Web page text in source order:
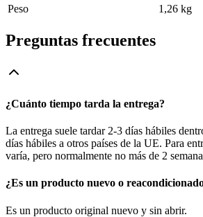
Peso
1,26 kg
Preguntas frecuentes
¿Cuánto tiempo tarda la entrega?
La entrega suele tardar 2-3 días hábiles
días hábiles a otros países de la UE. Para
varía, pero normalmente no más de 2
¿Es un producto nuevo o
Es un producto original nuevo y sin abrir.